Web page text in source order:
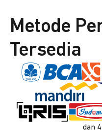
Metode
Tersedia
dan